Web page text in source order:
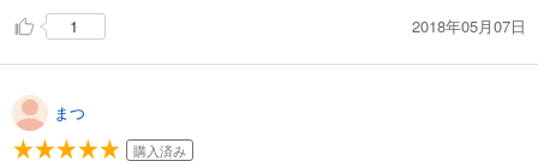
1 2018年05月07日
まつ
購入済み